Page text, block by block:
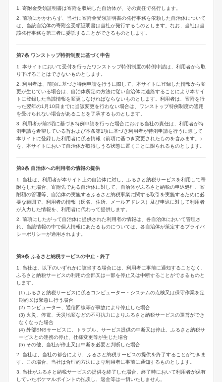
1. 寄附金受領証明書は寄附を収納した自治体が、その責任で発行します。
2. 前項にかかわらず、当社に寄附金受領証明書の発行事務を依頼した自治体について
は、当該自治体の寄附金受領証明書は当社が発行するものとします。なお、当社は当
該発行事務を第三者に委託することができるものとします。
第7条 ワンストップ特例制度に基づく申告
1. 本サイトにおいて受付を行ったワンストップ特例制度の特例申請は、利用者から取
り下げることはできないものとします。
2. 利用者は、前項に基づき特例申請を行うに際して、本サイトに登録した情報から変
更が生じている場合は、自治体所定の方法に従い自治体に連絡することにより本サイ
トに登録した当該情報を変更しなければならないものとします。利用者は、寄附を行
った翌年の1月10日までに当該変更を行わない場合は、ワンストップ特例制度の適用
を受けられない場合があることを了承するものとします。
3. 利用者が前2項に基づき特例申請を行った場合における当社の責任は、利用者が特
例申請を希望している旨および本条第1項に基づき利用者が特例申請を行うに際して
本サイトに登録した利用者に係る情報（前項に基づき変更されたものを含みます。）
を、本サイトにおいて自治体が取得しうる状態に置くことに限られるものとします。
第8条 自治体への利用者の情報の提供
1. 当社は、利用者が本サイト上の自治体に対し、ふるさと納税サービスを利用して寄
附をした場合、寄附先である自治体に対して、自治体がふるさと納税の申込処理、寄
附額の管理等、自治体の実施するふるさと納税事業に関する取引を実施するために必
要な範囲で、利用者の情報（氏名、住所、メールアドレス）及び申込に対して利用者
が入力した情報を、利用者に代わって提供します。
2. 前項にしたがって自治体に提供された利用者の情報は、各自治体において管理さ
れ、当該情報の中で個人情報にあたるものについては、各自治体が策定するプライバ
シーポリシーが適用されます。
第9条 ふるさと納税サービスの中止・終了
1. 当社は、以下のいずれかに該当する場合には、利用者に事前に通知することなく、
ふるさと納税サービスの利用の全部又は一部を停止又は中断することができるものと
します。
(1) ふるさと納税サービスに係るコンピューター・システムの点検又は保守作業を定
期的又は緊急に行う場合
(2) コンピューター、通信回線等が事故により停止した場合
(3) 火災、停電、天災地変などの不可抗力によりふるさと納税サービスの運営ができ
なくなった場合
(4) 外部SNSサービスに、トラブル、サービス提供の中断又は停止、ふるさと納税サ
ービスとの連携の停止、仕様変更等が生じた場合
(5) その他、当社が停止又は中断を必要と判断した場合
2. 当社は、当社の都合により、ふるさと納税サービスの提供を終了することができま
す。この場合、当社は合理的方法により利用者に事前に通知するものとします。
3. 当社がふるさと納税サービスの提供を終了した場合、終了時において利用者が保有
していたポケマルポイントの払戻し、返金等は一切いたしません。